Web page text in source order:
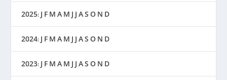
2025: J F M A M J J AS O N D
2024: J F M A M J J AS O N D
2023: J F M A M J J AS O N D